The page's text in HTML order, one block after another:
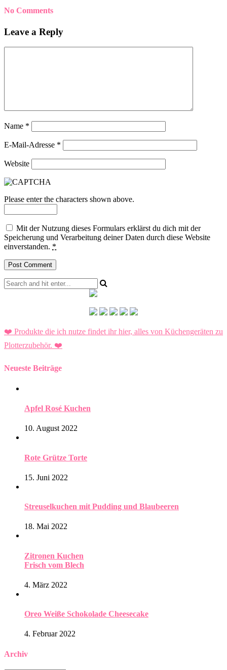
No Comments
Leave a Reply
Name *
E-Mail-Adresse *
Website
Please enter the characters shown above.
Mit der Nutzung dieses Formulars erklärst du dich mit der
Speicherung und Verarbeitung deiner Daten durch diese Website
einverstanden. *
❤️ Produkte die ich nutze findet ihr hier, alles von Küchengeräten zu
Plotterzubehör. ❤️
Neueste Beiträge
Apfel Rosé Kuchen
10. August 2022
Rote Grütze Torte
15. Juni 2022
Streuselkuchen mit Pudding und Blaubeeren
18. Mai 2022
Zitronen Kuchen
Frisch vom Blech
4. März 2022
Oreo Weiße Schokolade Cheesecake
4. Februar 2022
Archiv